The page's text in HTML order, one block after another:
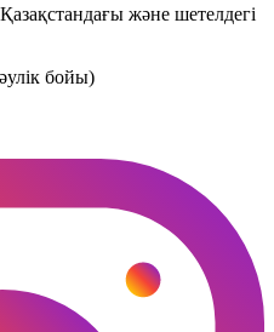
және шетелдегі
бойы)